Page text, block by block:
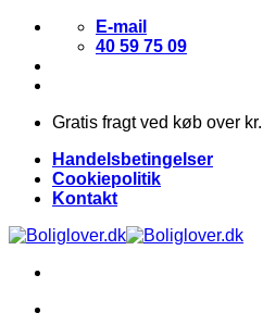
Fortsæt
indhold
E-mail
40 59 75 09
Gratis fragt ved køb over
Handelsbetingelser
Cookiepolitik
Kontakt